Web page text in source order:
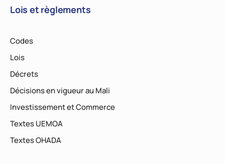
Lois et règlements
Codes
Lois
Décrets
Décisions en vigueur au Mali
Investissement et Commerce
Textes UEMOA
Textes OHADA